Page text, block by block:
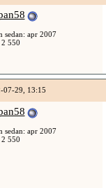
sedan: apr 2007
550
07-29, 13:15
sedan: apr 2007
550